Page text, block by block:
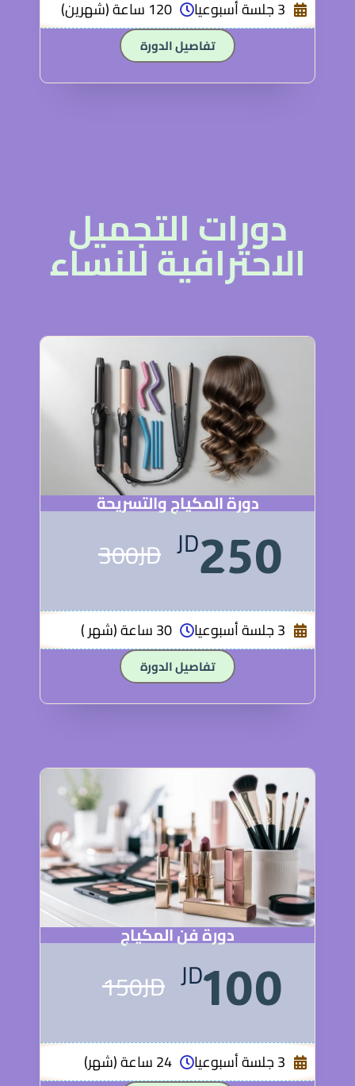
3 جلسة أسبوعيا 120 ساعة (شهرين)
تفاصيل الدورة
دورات التجميل
الاحترافية للنساء
دورة المكياج والتسريحة
250
300JD JD
3 جلسة أسبوعيا 30 ساعة (شهر )
تفاصيل الدورة
دورة فن المكياج
100
150JD JD
3 جلسة أسبوعيا 24 ساعة (شهر)